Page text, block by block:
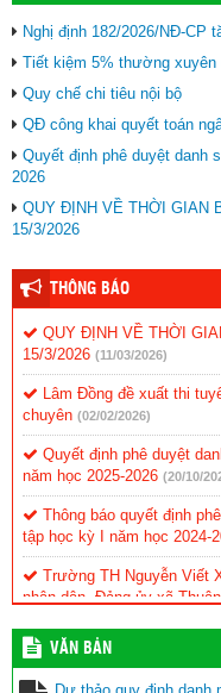
Nghị định 182/2026/NĐ-CP
Tiết kiệm 5% thường xuyên
Quy chế chi tiêu nội bộ
QĐ công khai quyết toán
Quyết định phê duyệt danh
2026
QUY ĐỊNH VỀ THỜI GIAN
15/3/2026
THÔNG BÁO
QUY ĐỊNH VỀ THỜI
15/3/2026 (11/03/2026)
Lâm Đồng đề xuất thi
chuyên (02/02/2026)
Quyết định phê duyệt
năm học 2025-2026 (20/10/
Thông báo quyết định
tập học kỳ I năm học 2024-
Trường TH Nguyễn Viết
nhân dân, Đảng ủy xã
KẾ HOẠCH Triển khai
(11/11/2024)
VĂN BẢN